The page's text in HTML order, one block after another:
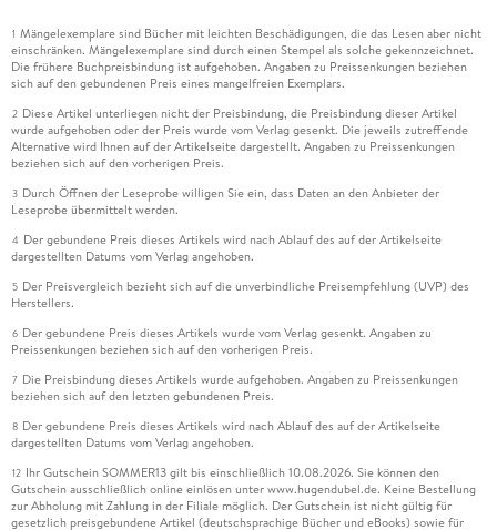
1 Mängelexemplare sind Bücher mit leichten Beschädigungen, die das Lesen aber nicht
einschränken. Mängelexemplare sind durch einen Stempel als solche gekennzeichnet.
Die frühere Buchpreisbindung ist aufgehoben. Angaben zu Preissenkungen beziehen
sich auf den gebundenen Preis eines mangelfreien Exemplars.
2 Diese Artikel unterliegen nicht der Preisbindung, die Preisbindung dieser Artikel
wurde aufgehoben oder der Preis wurde vom Verlag gesenkt. Die jeweils zutreffende
Alternative wird Ihnen auf der Artikelseite dargestellt. Angaben zu Preissenkungen
beziehen sich auf den vorherigen Preis.
3 Durch Öffnen der Leseprobe willigen Sie ein, dass Daten an den Anbieter der
Leseprobe übermittelt werden.
4 Der gebundene Preis dieses Artikels wird nach Ablauf des auf der Artikelseite
dargestellten Datums vom Verlag angehoben.
5 Der Preisvergleich bezieht sich auf die unverbindliche Preisempfehlung (UVP) des
Herstellers.
6 Der gebundene Preis dieses Artikels wurde vom Verlag gesenkt. Angaben zu
Preissenkungen beziehen sich auf den vorherigen Preis.
7 Die Preisbindung dieses Artikels wurde aufgehoben. Angaben zu Preissenkungen
beziehen sich auf den letzten gebundenen Preis.
8 Der gebundene Preis dieses Artikels wird nach Ablauf des auf der Artikelseite
dargestellten Datums vom Verlag angehoben.
12 Ihr Gutschein SOMMER13 gilt bis einschließlich 10.08.2026. Sie können den
Gutschein ausschließlich online einlösen unter www.hugendubel.de. Keine Bestellung
zur Abholung mit Zahlung in der Filiale möglich. Der Gutschein ist nicht gültig für
gesetzlich preisgebundene Artikel (deutschsprachige Bücher und eBooks) sowie für